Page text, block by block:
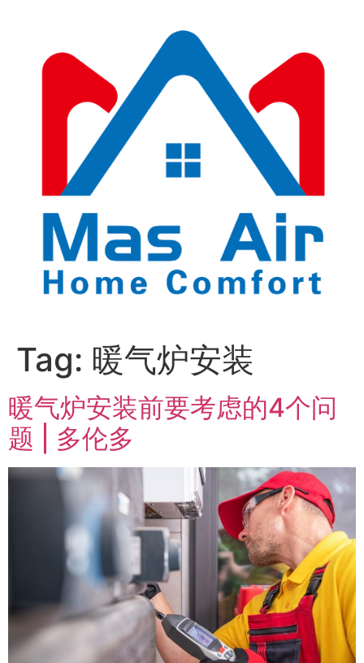
Tag: 暖气炉安装
暖气炉安装前要考虑的4个问
题 | 多伦多